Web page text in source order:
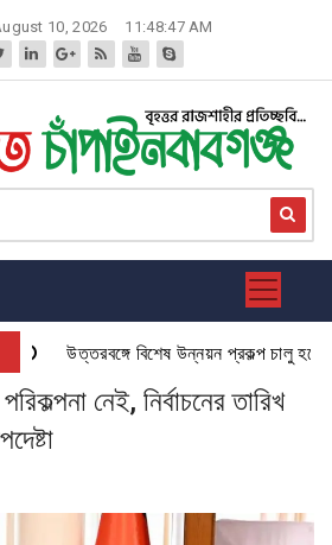
10, 2026 11:48:48 AM
উত্তরবঙ্গে বিশেষ উন্নয়ন প্রকল্প চালু হতে
নেই, নির্বাচনের তারিখ